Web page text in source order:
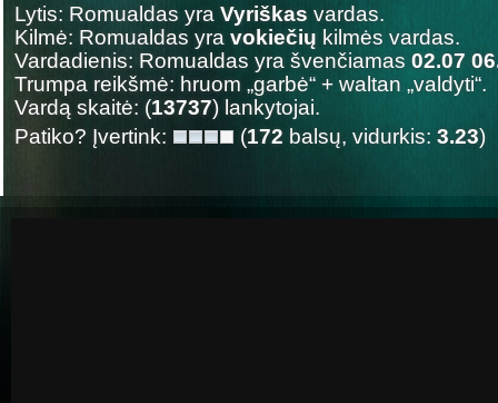
Lytis: Romualdas yra Vyriškas vardas.
Kilmė: Romualdas yra vokiečių kilmės vardas.
Vardadienis: Romualdas yra švenčiamas 02.07
Trumpa reikšmė: hruom „garbė“ + waltan „valdyti“.
Vardą skaitė: (13737) lankytojai.
Patiko? Įvertink:
(172 balsų, vidurkis: 3.23)